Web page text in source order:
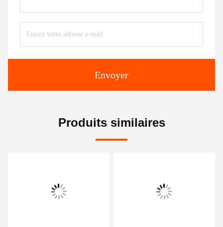
Envoyer
Produits similaires